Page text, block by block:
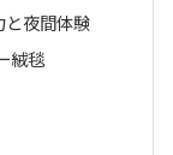
と夜間体験
絨毯